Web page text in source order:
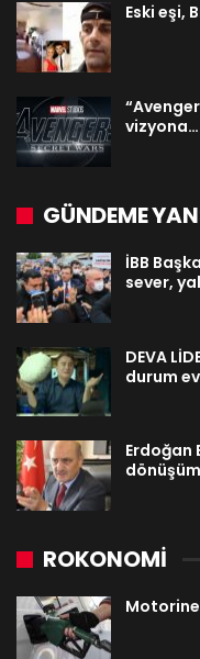
Eski eşi,
vizyona…
GÜNDEME
İBB
sever,
DEVA
durum
Erdoğan
ROKONOMİ